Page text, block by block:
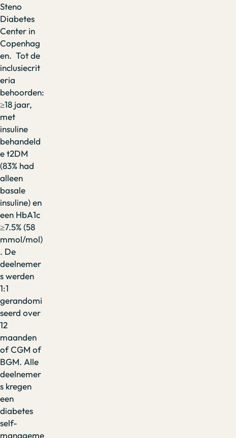
Steno
Diabetes
Center in
Copenhag
en. Tot de
inclusiecrit
eria
behoorden:
≥18 jaar,
met
insuline
behandeld
e t2DM
(83% had
alleen
basale
insuline) en
een HbA1c
≥7.5% (58
mmol/mol)
. De
deelnemer
s werden
1:1
gerandomi
seerd over
12
maanden
of CGM of
BGM. Alle
deelnemer
s kregen
een
diabetes
self-
manageme